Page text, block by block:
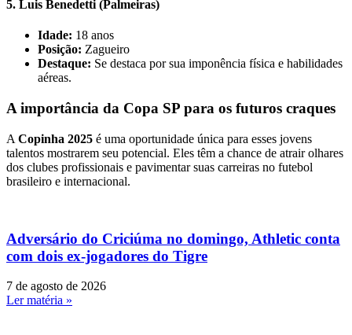
5. Luis Benedetti (Palmeiras)
Idade: 18 anos
Posição: Zagueiro
Destaque: Se destaca por sua imponência física e habilidades
aéreas.
A importância da Copa SP para os futuros craques
A Copinha 2025 é uma oportunidade única para esses jovens
talentos mostrarem seu potencial. Eles têm a chance de atrair olhares
dos clubes profissionais e pavimentar suas carreiras no futebol
brasileiro e internacional.
Adversário do Criciúma no domingo, Athletic conta
com dois ex-jogadores do Tigre
7 de agosto de 2026
Ler matéria »